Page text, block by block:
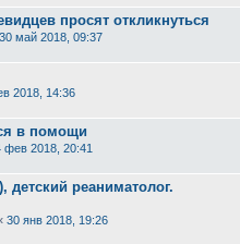
просят откликнуться
30 май 2018, 09:37
2018, 14:36
в помощи
фев 2018, 20:41
реаниматолог.
30 янв 2018, 19:26